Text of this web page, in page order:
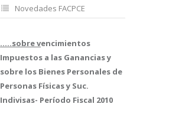
Novedades FACPCE
.....sobre vencimientos
Impuestos a las Ganancias y
sobre los Bienes Personales de
Personas Físicas y Suc.
Indivisas- Período Fiscal 2010